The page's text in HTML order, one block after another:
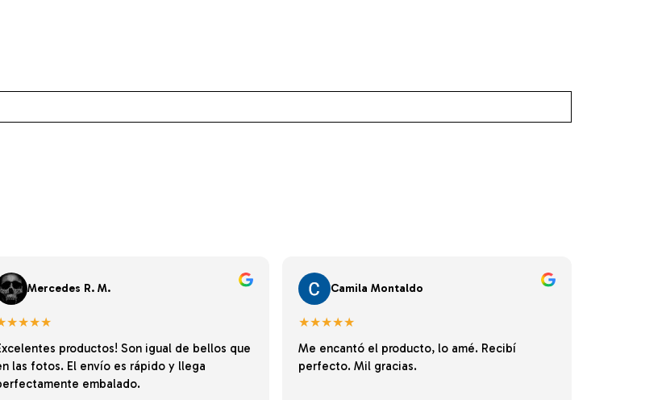
Mercedes R. M.
productos! Son igual de bellos que
las fotos. El envío es rápido y llega
embalado.
Camila Montaldo
★★★★★
Me encantó el producto, lo amé. Recibí
perfecto. Mil gracias.